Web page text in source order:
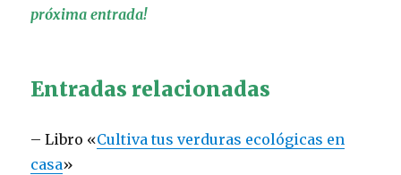
próxima entrada!
Entradas relacionadas
– Libro «Cultiva tus verduras ecológicas en
casa»